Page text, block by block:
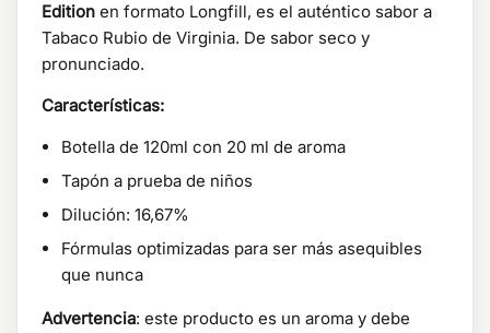
Edition en formato Longfill, es el auténtico sabor a
Tabaco Rubio de Virginia. De sabor seco y
pronunciado.
Características:
Botella de 120ml con 20 ml de aroma
Tapón a prueba de niños
Dilución: 16,67%
Fórmulas optimizadas para ser más asequibles
que nunca
Advertencia: este producto es un aroma y debe